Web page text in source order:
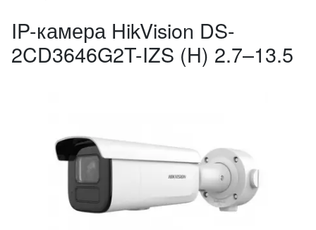
IP-камера HikVision DS-
2CD3646G2T-IZS (H) 2.7–13.5